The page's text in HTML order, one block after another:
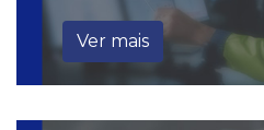
Ver mais